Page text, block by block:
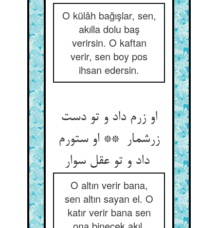
O külâh bağışlar, sen,
akılla dolu baş
verirsin. O kaftan
verir, sen boy pos
ihsan edersin.
او زرم داد و تو دست
زرشمار ** او ستورم
داد و تو عقل سوار
O altın verir bana,
sen altın sayan el. O
katır verir bana sen